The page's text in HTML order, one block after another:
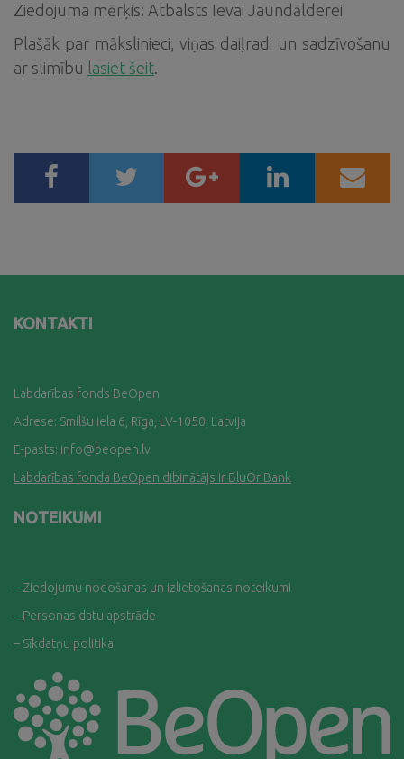
Ziedojuma mērķis: Atbalsts Ievai Jaundālderei
Plašāk par mākslinieci, viņas daiļradi un sadzīvošanu
ar slimību lasiet šeit.
KONTAKTI
Labdarības fonds BeOpen
Adrese: Smilšu iela 6, Rīga, LV-1050, Latvija
E-pasts: info@beopen.lv
Labdarības fonda BeOpen dibinātājs ir BluOr Bank
NOTEIKUMI
– Ziedojumu nodošanas un izlietošanas noteikumi
– Personas datu apstrāde
– Sīkdatņu politika